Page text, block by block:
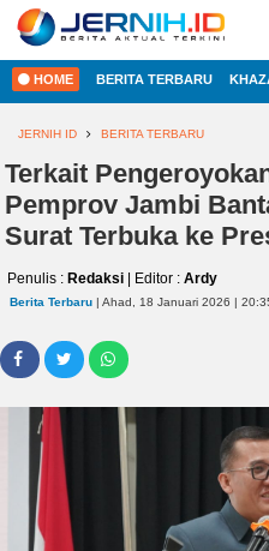
HOME
INTERNASIONAL
EKOBIS
POLITIK
ADVERTORIAL
FOTO
VIDEO
PESONA
JAMBI
PESONA
INDONESIA
DUNIA
HEALTH
PROPERTY
LIFESTYLE
ENTREPRENEURSHIP
2022
JERNIH.ID
•
Developed
HOME BERITA TERBARU
JERNIH ID BERITA TERBARU
Terkait
Pemprov Jambi
Surat Terbuka ke
Penulis : Redaksi | Editor : Ardy
Berita Terbaru | Ahad, 18 Januari 2026 |